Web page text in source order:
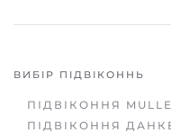
ВИБІР ПІДВІКОННЬ
ПІДВІКОННЯ
ПІДВІКОННЯ